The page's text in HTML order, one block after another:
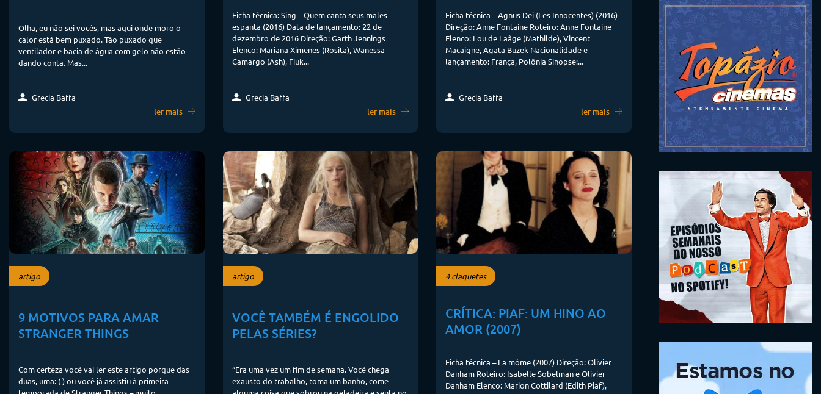
Olha, eu não sei vocês, mas aqui onde moro o
calor está bem puxado. Tão puxado que
ventilador e bacia de água com gelo não estão
dando conta. Mas...
Grecia Baffa
ler mais
Ficha técnica: Sing – Quem canta seus males
espanta (2016) Data de lançamento: 22 de
dezembro de 2016 Direção: Garth Jennings
Elenco: Mariana Ximenes (Rosita), Wanessa
Camargo (Ash), Fiuk...
Grecia Baffa
ler mais
Ficha técnica – Agnus Dei (Les Innocentes) (2016)
Direção: Anne Fontaine Roteiro: Anne Fontaine
Elenco: Lou de Laâge (Mathilde), Vincent
Macaigne, Agata Buzek Nacionalidade e
lançamento: França, Polônia Sinopse:...
Grecia Baffa
ler mais
artigo
9 MOTIVOS PARA AMAR
STRANGER THINGS
Com certeza você vai ler este artigo porque das
duas, uma: ( ) ou você já assistiu à primeira
artigo
VOCÊ TAMBÉM É ENGOLIDO
PELAS SÉRIES?
“Era uma vez um fim de semana. Você chega
exausto do trabalho, toma um banho, come
4 claquetes
CRÍTICA: PIAF: UM HINO AO
AMOR (2007)
Ficha técnica – La môme (2007) Direção: Olivier
Danham Roteiro: Isabelle Sobelman e Olivier
Danham Elenco: Marion Cottilard (Edith Piaf),